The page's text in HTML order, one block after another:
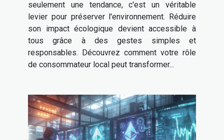
seulement une tendance, c'est un véritable
levier pour préserver l'environnement. Réduire
son impact écologique devient accessible à
tous grâce à des gestes simples et
responsables. Découvrez comment votre rôle
de consommateur local peut transformer...